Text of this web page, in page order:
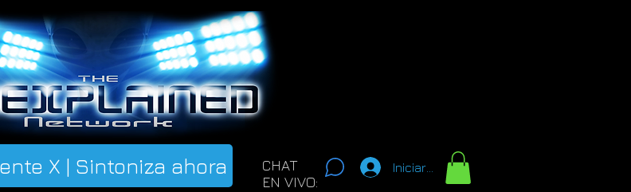
X | Sintoniza ahora
CHAT
EN VIVO:
Iniciar sesión